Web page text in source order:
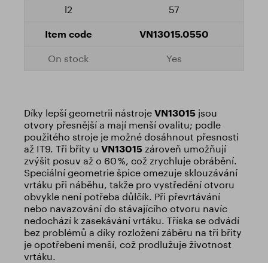
57
VN13015.0550
Yes
Díky lepší geometrii nástroje VN13015 jsou
otvory přesnější a mají menší ovalitu; podle
použitého stroje je možné dosáhnout přesnosti
až IT9. Tři břity u VN13015 zároveň umožňují
zvýšit posuv až o 60 %, což zrychluje obrábění.
Speciální geometrie špice omezuje sklouzávání
vrtáku při náběhu, takže pro vystředění otvoru
obvykle není potřeba důlčík. Při převrtávání
nebo navazování do stávajícího otvoru navíc
nedochází k zasekávání vrtáku. Tříska se odvádí
bez problémů a díky rozložení záběru na tři břity
je opotřebení menší, což prodlužuje životnost
vrtáku.